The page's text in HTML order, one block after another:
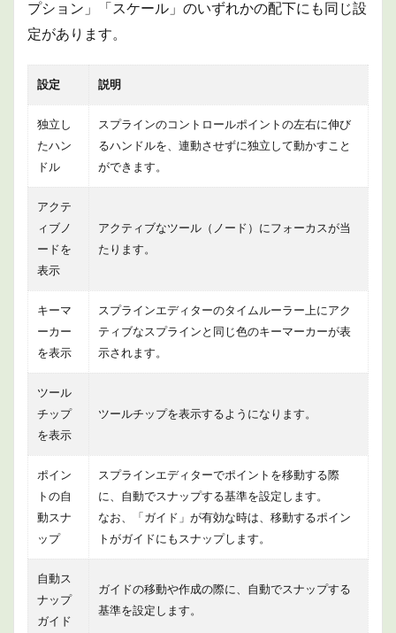
1.2.4
タイム
オプシ
1.3
デフ
ォル
1.3.1
ニメー
自動ツ
ール
1.3.3
全体の
範囲
タイム
パス
マッ
プ
1.4.1
非ユー
スのリ
バース
プション」「スケール」のいずれかの配下にも同じ設
定があります。
設定 説明
独立し
たハン
ドル
スプラインのコントロールポイントの左右に伸び
るハンドルを、連動させずに独立して動かすこと
ができます。
アクテ
ィブノ
ードを
表示
アクティブなツール（ノード）にフォーカスが当
たります。
キーマ
ーカー
を表示
スプラインエディターのタイムルーラー上にアク
ティブなスプラインと同じ色のキーマーカーが表
示されます。
ツール
チップ
を表示
ツールチップを表示するようになります。
ポイン
トの自
動スナ
ップ
スプラインエディターでポイントを移動する際
に、自動でスナップする基準を設定します。
なお、「ガイド」が有効な時は、移動するポイン
トがガイドにもスナップします。
自動ス
ナップ
ガイド
ガイドの移動や作成の際に、自動でスナップする
基準を設定します。